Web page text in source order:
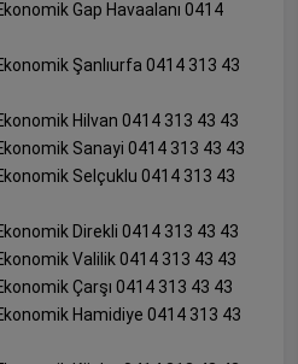
Gap Havaalanı 0414
Şanlıurfa 0414 313 43
Hilvan 0414 313 43 43
Sanayi 0414 313 43 43
Selçuklu 0414 313 43
Direkli 0414 313 43 43
Valilik 0414 313 43 43
Çarşı 0414 313 43 43
Hamidiye 0414 313 43